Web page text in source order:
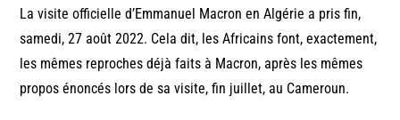
La visite officielle d’Emmanuel Macron en Algérie a pris fin,
samedi, 27 août 2022. Cela dit, les Africains font, exactement,
les mêmes reproches déjà faits à Macron, après les mêmes
propos énoncés lors de sa visite, fin juillet, au Cameroun.